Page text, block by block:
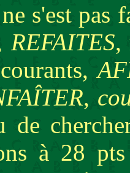
s'est pas
REFAITES,
,
de
à 28